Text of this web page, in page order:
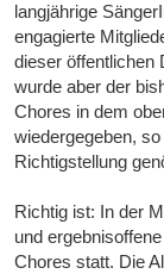
langjährige
engagierte
dieser öffentlichen
wurde aber der
Chores in dem
wiedergegeben,
Richtigstellung
Richtig ist: In der
und
Chores statt. Die